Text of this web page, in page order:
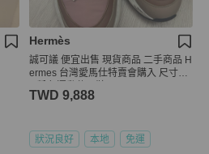
Hermès
誠可議 便宜出售 現貨商品 二手商品 H
ermes 台灣愛馬仕特賣會購入 尺寸38.
TWD 9,888
狀況良好 本地 免運